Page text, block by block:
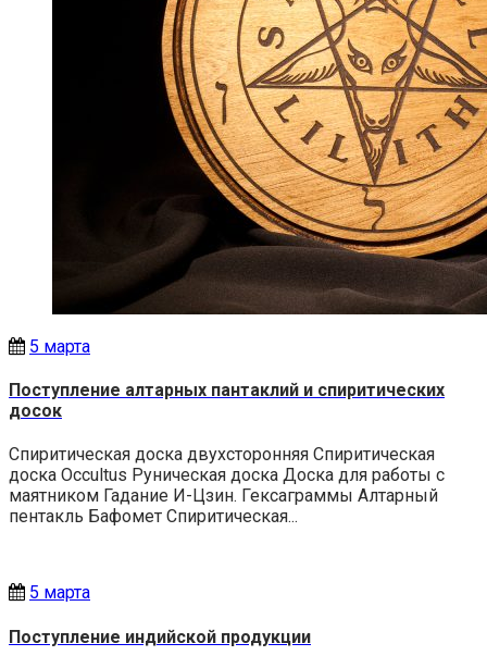
5 марта
Поступление алтарных пантаклий и спиритических
досок
Спиритическая доска двухсторонняя Спиритическая
доска Occultus Руническая доска Доска для работы с
маятником Гадание И-Цзин. Гексаграммы Алтарный
пентакль Бафомет Спиритическая...
5 марта
Поступление индийской продукции